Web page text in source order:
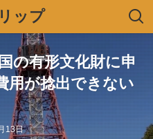
ップ
の有形文化財に申
が捻出できない
13日